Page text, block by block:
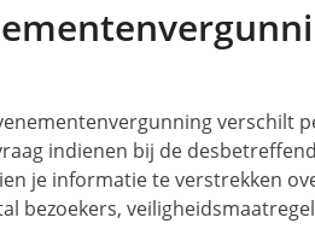
verschilt
indienen bij de
je informatie te verstrekken
bezoekers,